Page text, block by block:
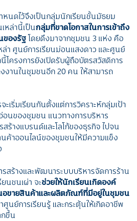
หนดไว้จึงเป็นกลุ่มนักเรียนชั้นมัธยม
หล่านี้เป็นกลุ่มที่ขาดโอกาสในการเข้าถึง
ของรัฐโดยดึงมาจากชุมชน 3 แห่ง คือ
ล่า ศูนย์การเรียนม่อนแสงดาว และศูนย์
โครงการยังเปิดรับผู้ถือบัตรสวัสดิการ
งานในชุมชนอีก 20 คน ให้สามารถ
ะเริ่มเรียนกันตั้งแต่การวิคราะห์กลุ่มเป้า
อนของชุมชน แนวทางการบริหาร
ร้างแบรนด์และโลโก้ของธุรกิจ ไปจน
ค้าออนไลน์ของชุมชนให้มีความแข็ง
รสร้างและพัฒนาระบบบริหารจัดการร้าน
นชนเผ่า จะช่วยให้นักเรียนเกิดองค์
อขายสินค้าและผลิตภัณฑ์ที่มีอยู่ในชุมชน
นย์การเรียนรู้ และกระตุ้นให้เกิดอาชีพ
กขึ้น